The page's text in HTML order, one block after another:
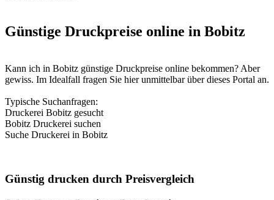
Günstige Druckpreise online in Bobitz
Kann ich in Bobitz günstige Druckpreise online bekommen? Aber
gewiss. Im Idealfall fragen Sie hier unmittelbar über dieses Portal an.
Typische Suchanfragen:
Druckerei Bobitz gesucht
Bobitz Druckerei suchen
Suche Druckerei in Bobitz
Günstig drucken durch Preisvergleich